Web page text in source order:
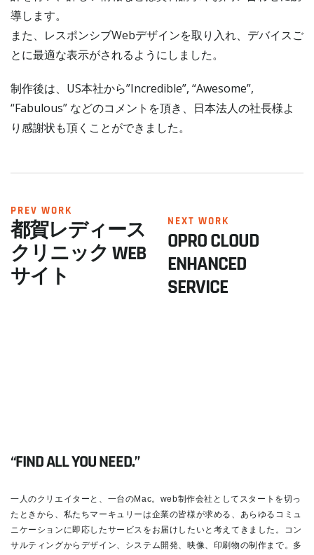
導します。
また、レスポンシブWebデザインを取り入れ、デバイスご
とに最適な表示がされるようにしました。
制作後は、US本社から”Incredible”, “Awesome”,
“Fabulous” などのコメントを頂き、日本法人の社長様よ
り感謝状も頂くことができました。
PREV WORK
都賀レディース
クリニック WEB
サイト
NEXT WORK
OPRO CLOUD
ENHANCED
SERVICE
“FIND ALL YOU NEED.”
一人のクリエイターと、一台のMac。web制作会社としてスタートを切っ
たときから、私たちマーキュリーは企業の皆様が求める、あらゆるコミュ
ニケーションに即応したサービスをお届けしたいと考えてきました。コン
サルティングからデザイン、システム開発、映像、印刷物の制作まで。多